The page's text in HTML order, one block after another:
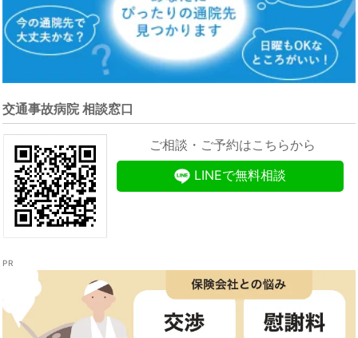
交通事故病院 相談窓口
ご相談・ご予約はこちらから
LINEで無料相談